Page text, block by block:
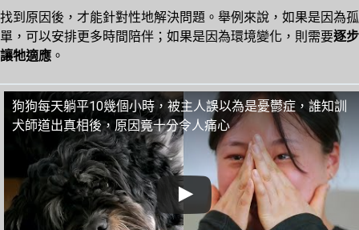
找到原因後，才能針對性地解決問題。舉例來說，如果是因為孤
單，可以安排更多時間陪伴；如果是因為環境變化，則需要逐步
讓牠適應 。
狗狗每天躺平10幾個小時，被主人誤以為是憂鬱症，誰知訓
犬師道出真相後，原因竟十分令人痛心